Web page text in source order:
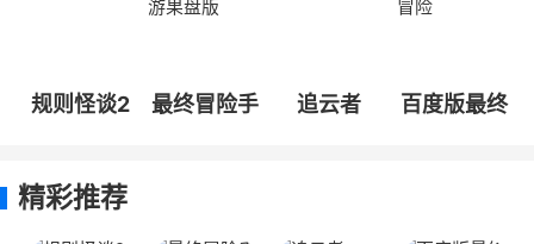
规则怪谈2
最终冒险手
追云者
百度版最终
精彩推荐